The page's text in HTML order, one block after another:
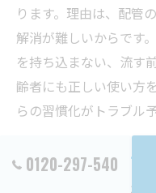
ります。理由は、配管
解消が難しいからです
を持ち込まない、流す
齢者にも正しい使い方
らの習慣化がトラブル
定期的な点検でトイ
トイレの定期点検は
0120-297-540